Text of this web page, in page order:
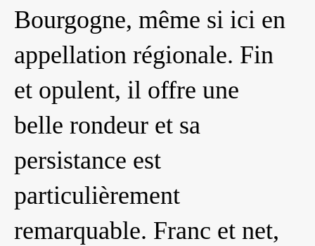
Bourgogne, même si ici en
appellation régionale. Fin
et opulent, il offre une
belle rondeur et sa
persistance est
particulièrement
remarquable. Franc et net,